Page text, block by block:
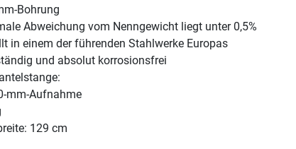
Bohrung
Abweichung vom Nenngewicht liegt unter 0,5%
in einem der führenden Stahlwerke Europas
und absolut korrosionsfrei
mm-Aufnahme
129 cm